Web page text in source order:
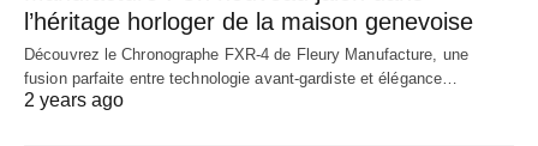
l’héritage horloger de la maison genevoise
Découvrez le Chronographe FXR-4 de Fleury Manufacture, une
fusion parfaite entre technologie avant-gardiste et élégance…
2 years ago